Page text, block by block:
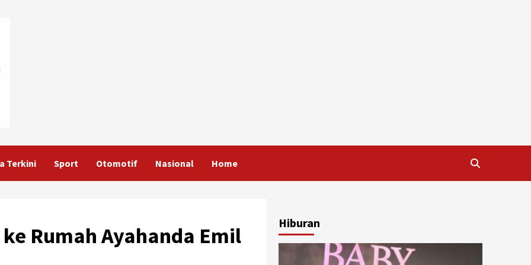
Terkini Sport Otomotif Nasional Home
Rumah Ayahanda Emil
Hiburan